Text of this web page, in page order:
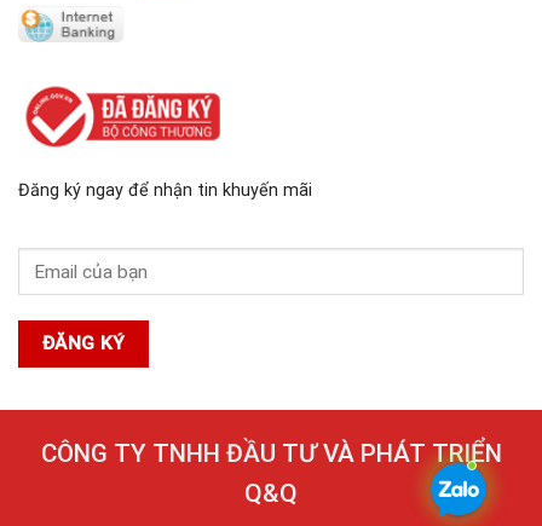
Đăng ký ngay để nhận tin khuyến mãi
CÔNG TY TNHH ĐẦU TƯ VÀ PHÁT TRIỂN
Q&Q